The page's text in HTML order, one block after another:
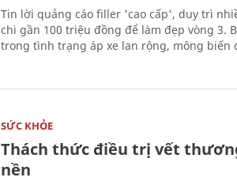
Tin lời quảng cáo filler 'cao cấp', duy trì
chi gần 100 triệu đồng để làm đẹp vòng 3.
trong tình trạng áp xe lan rộng, mông biến
SỨC KHỎE
Thách thức điều trị vết
nền